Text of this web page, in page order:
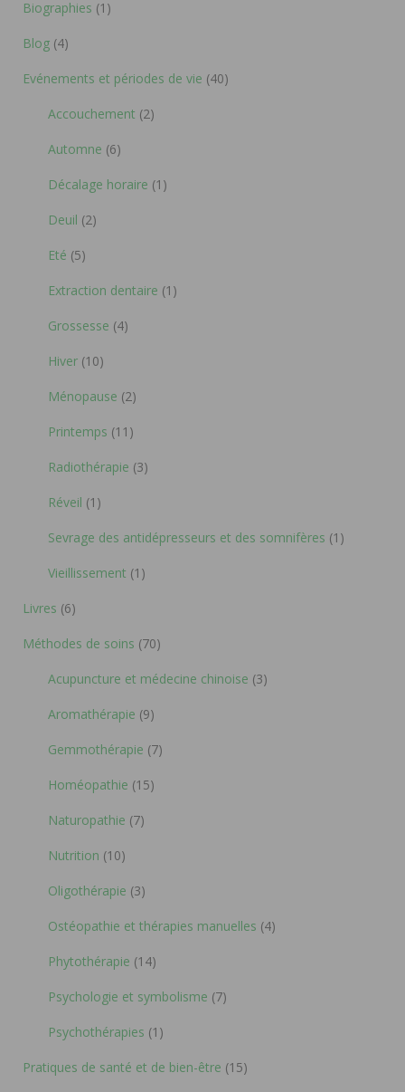
Biographies (1)
Blog (4)
Evénements et périodes de vie (40)
Accouchement (2)
Automne (6)
Décalage horaire (1)
Deuil (2)
Eté (5)
Extraction dentaire (1)
Grossesse (4)
Hiver (10)
Ménopause (2)
Printemps (11)
Radiothérapie (3)
Réveil (1)
Sevrage des antidépresseurs et des somnifères (1)
Vieillissement (1)
Livres (6)
Méthodes de soins (70)
Acupuncture et médecine chinoise (3)
Aromathérapie (9)
Gemmothérapie (7)
Homéopathie (15)
Naturopathie (7)
Nutrition (10)
Oligothérapie (3)
Ostéopathie et thérapies manuelles (4)
Phytothérapie (14)
Psychologie et symbolisme (7)
Psychothérapies (1)
Pratiques de santé et de bien-être (15)